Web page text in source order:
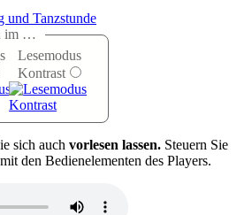
und Tanzstunde
im …
Lesemodus
Kontrast
sich auch vorlesen lassen. Steuern Sie
den Bedienelementen des Players.